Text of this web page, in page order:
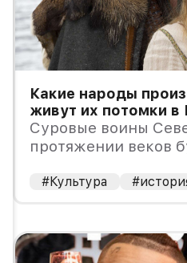
Какие народы
живут их потомки в
Суровые воины
протяжении веков
многих
#Культура